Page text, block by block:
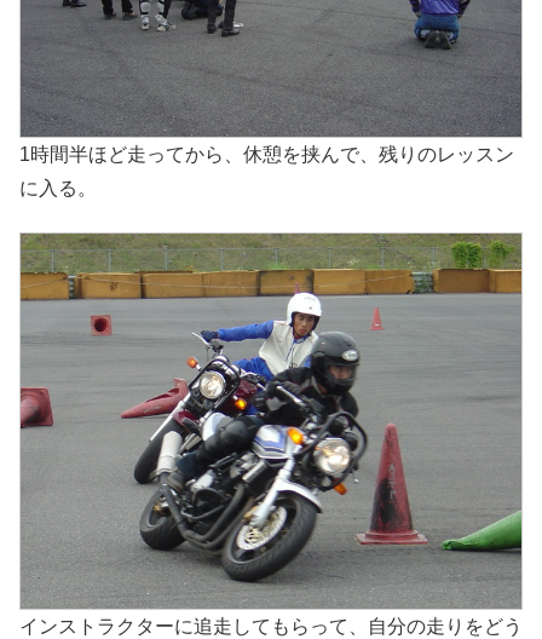
1時間半ほど走ってから、休憩を挟んで、残りのレッスン
に入る。
インストラクターに追走してもらって、自分の走りをどう